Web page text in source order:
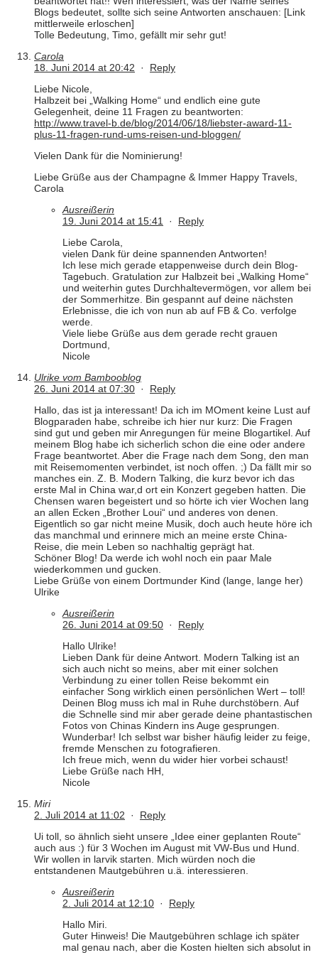
Blogs bedeutet, sollte sich seine Antworten anschauen: [Link
mittlerweile erloschen]
Tolle Bedeutung, Timo, gefällt mir sehr gut!
Carola
18. Juni 2014 at 20:42 · Reply
Liebe Nicole,
Halbzeit bei „Walking Home“ und endlich eine gute
Gelegenheit, deine 11 Fragen zu beantworten:
http://www.travel-b.de/blog/2014/06/18/liebster-award-11-
plus-11-fragen-rund-ums-reisen-und-bloggen/
Vielen Dank für die Nominierung!
Liebe Grüße aus der Champagne & Immer Happy Travels,
Carola
Ausreißerin
19. Juni 2014 at 15:41 · Reply
Liebe Carola,
vielen Dank für deine spannenden Antworten!
Ich lese mich gerade etappenweise durch dein Blog-
Tagebuch. Gratulation zur Halbzeit bei „Walking Home“
und weiterhin gutes Durchhaltevermögen, vor allem bei
der Sommerhitze. Bin gespannt auf deine nächsten
Erlebnisse, die ich von nun ab auf FB & Co. verfolge
werde.
Viele liebe Grüße aus dem gerade recht grauen
Dortmund,
Nicole
Ulrike vom Bambooblog
26. Juni 2014 at 07:30 · Reply
Hallo, das ist ja interessant! Da ich im MOment keine Lust auf
Blogparaden habe, schreibe ich hier nur kurz: Die Fragen
sind gut und geben mir Anregungen für meine Blogartikel. Auf
meinem Blog habe ich sicherlich schon die eine oder andere
Frage beantwortet. Aber die Frage nach dem Song, den man
mit Reisemomenten verbindet, ist noch offen. ;) Da fällt mir so
manches ein. Z. B. Modern Talking, die kurz bevor ich das
erste Mal in China war,d ort ein Konzert gegeben hatten. Die
Chensen waren begeistert und so hörte ich vier Wochen lang
an allen Ecken „Brother Loui“ und anderes von denen.
Eigentlich so gar nicht meine Musik, doch auch heute höre ich
das manchmal und erinnere mich an meine erste China-
Reise, die mein Leben so nachhaltig geprägt hat.
Schöner Blog! Da werde ich wohl noch ein paar Male
wiederkommen und gucken.
Liebe Grüße von einem Dortmunder Kind (lange, lange her)
Ulrike
Ausreißerin
26. Juni 2014 at 09:50 · Reply
Hallo Ulrike!
Lieben Dank für deine Antwort. Modern Talking ist an
sich auch nicht so meins, aber mit einer solchen
Verbindung zu einer tollen Reise bekommt ein
einfacher Song wirklich einen persönlichen Wert – toll!
Deinen Blog muss ich mal in Ruhe durchstöbern. Auf
die Schnelle sind mir aber gerade deine phantastischen
Fotos von Chinas Kindern ins Auge gesprungen.
Wunderbar! Ich selbst war bisher häufig leider zu feige,
fremde Menschen zu fotografieren.
Ich freue mich, wenn du wider hier vorbei schaust!
Liebe Grüße nach HH,
Nicole
Miri
2. Juli 2014 at 11:02 · Reply
Ui toll, so ähnlich sieht unsere „Idee einer geplanten Route“
auch aus :) für 3 Wochen im August mit VW-Bus und Hund.
Wir wollen in larvik starten. Mich würden noch die
entstandenen Mautgebühren u.ä. interessieren.
Ausreißerin
2. Juli 2014 at 12:10 · Reply
Hallo Miri.
Guter Hinweis! Die Mautgebühren schlage ich später
mal genau nach, aber die Kosten hielten sich absolut in